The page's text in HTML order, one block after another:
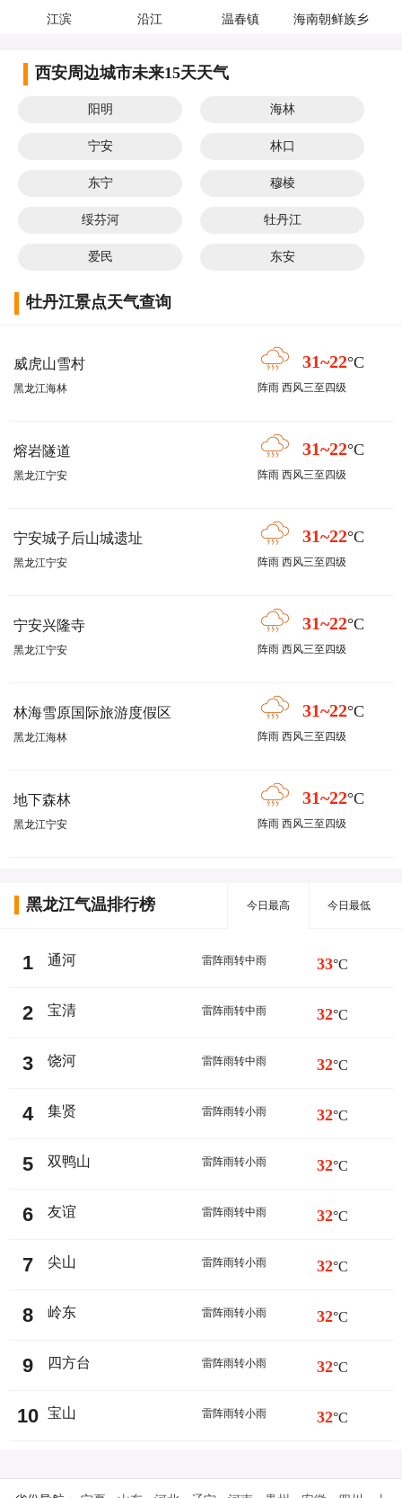
江滨
沿江 温春镇 海南朝鲜族乡
西安周边城市未来15天天气
阳明 海林
宁安 林口
东宁 穆棱
绥芬河 牡丹江
爱民 东安
牡丹江景点天气查询
威虎山雪村
黑龙江海林
31~22°C
阵雨 西风三至四级
熔岩隧道
黑龙江宁安
31~22°C
阵雨 西风三至四级
宁安城子后山城遗址
黑龙江宁安
31~22°C
阵雨 西风三至四级
宁安兴隆寺
黑龙江宁安
31~22°C
阵雨 西风三至四级
林海雪原国际旅游度假区
黑龙江海林
31~22°C
阵雨 西风三至四级
地下森林
黑龙江宁安
31~22°C
阵雨 西风三至四级
黑龙江气温排行榜 今日最高 今日最低
1 通河 雷阵雨转中雨 33°C
2 宝清 雷阵雨转中雨 32°C
3 饶河 雷阵雨转中雨 32°C
4 集贤 雷阵雨转小雨 32°C
5 双鸭山 雷阵雨转小雨 32°C
6 友谊 雷阵雨转中雨 32°C
7 尖山 雷阵雨转小雨 32°C
8 岭东 雷阵雨转小雨 32°C
9 四方台 雷阵雨转小雨 32°C
10 宝山 雷阵雨转小雨 32°C